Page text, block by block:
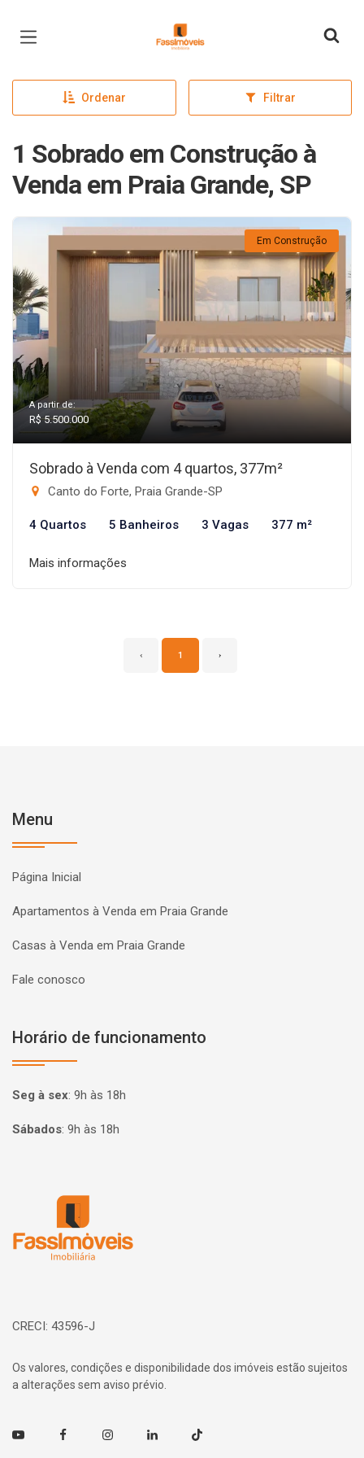
Página inicial
Ordenar Filtrar
1 Sobrado em Construção à
Venda em Praia Grande, SP
Em Construção
A partir de:
R$ 5.500.000
Sobrado à Venda com 4 quartos, 377m²
Canto do Forte, Praia Grande-SP
4 Quartos 5 Banheiros 3 Vagas 377 m²
Mais informações
‹ 1 ›
Menu
Página Inicial
Apartamentos à Venda em Praia Grande
Casas à Venda em Praia Grande
Fale conosco
Horário de funcionamento
Seg à sex: 9h às 18h
Sábados: 9h às 18h
CRECI: 43596-J
Os valores, condições e disponibilidade dos imóveis estão sujeitos
a alterações sem aviso prévio.
Youtube FacebookInstagramLinkedin TikTok